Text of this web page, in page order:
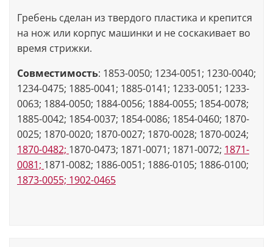
Гребень сделан из твердого пластика и крепится
на нож или корпус машинки и не соскакивает во
время стрижки.
Совместимость: 1853-0050; 1234-0051; 1230-0040;
1234-0475; 1885-0041; 1885-0141; 1233-0051; 1233-
0063; 1884-0050; 1884-0056; 1884-0055; 1854-0078;
1885-0042; 1854-0037; 1854-0086; 1854-0460; 1870-
0025; 1870-0020; 1870-0027; 1870-0028; 1870-0024;
1870-0482; 1870-0473; 1871-0071; 1871-0072; 1871-
0081; 1871-0082; 1886-0051; 1886-0105; 1886-0100;
1873-0055; 1902-0465